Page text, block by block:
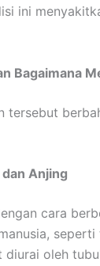
ini
Bagaimana
tersebut
Anjing
cara
oleh